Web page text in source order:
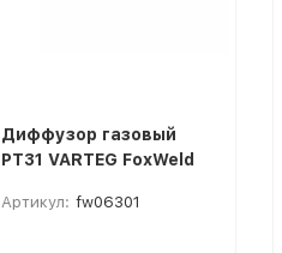
Диффузор газовый
PT31 VARTEG FoxWeld
Артикул: fw06301